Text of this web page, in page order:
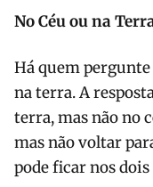
No Céu ou na
Há quem
na terra. A
terra, mas não no
mas não voltar
pode ficar nos